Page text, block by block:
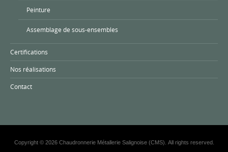
Peinture
Assemblage de sous-ensembles
Certifications
Nos réalisations
Contact
Copyright © 2026 Chaudronnerie Métallerie Salignoise (CMS). All rights reserved.